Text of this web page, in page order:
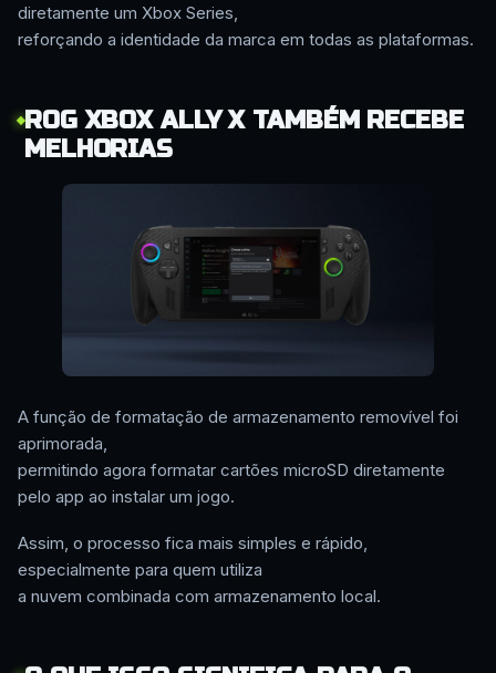
diretamente um Xbox Series,
reforçando a identidade da marca em todas as plataformas.
ROG XBOX ALLY X TAMBÉM RECEBE
MELHORIAS
A função de formatação de armazenamento removível foi
aprimorada,
permitindo agora formatar cartões microSD diretamente
pelo app ao instalar um jogo.
Assim, o processo fica mais simples e rápido,
especialmente para quem utiliza
a nuvem combinada com armazenamento local.